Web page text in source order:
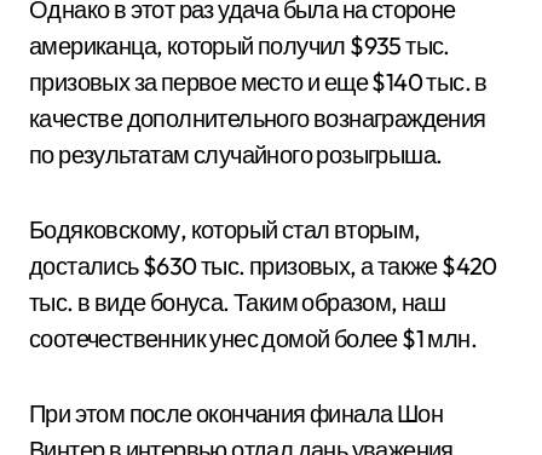
Однако в этот раз удача была на стороне
американца, который получил $935 тыс.
призовых за первое место и еще $140 тыс. в
качестве дополнительного вознаграждения
по результатам случайного розыгрыша.
Бодяковскому, который стал вторым,
достались $630 тыс. призовых, а также $420
тыс. в виде бонуса. Таким образом, наш
соотечественник унес домой более $1 млн.
При этом после окончания финала Шон